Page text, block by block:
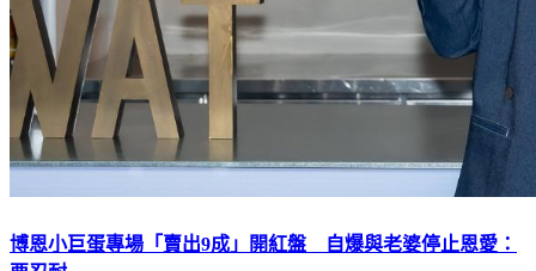
博恩小巨蛋專場「賣出9成」開紅盤 自爆與老婆停止恩愛：